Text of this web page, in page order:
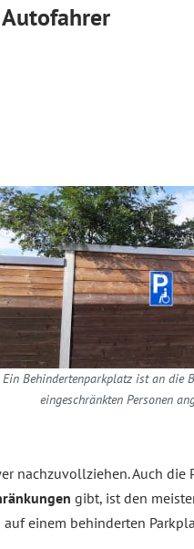
Ein Behindertenparkplatz ist an die
eingeschränkten Personen
nachzuvollziehen. Auch die
gibt, ist den
einem behinderten